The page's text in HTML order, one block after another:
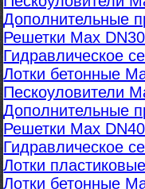
Дополнительные
Решетки Max
Гидравлическое
Лотки бетонные
Пескоуловители
Дополнительные
Решетки Max
Гидравлическое
Лотки
Лотки бетонные